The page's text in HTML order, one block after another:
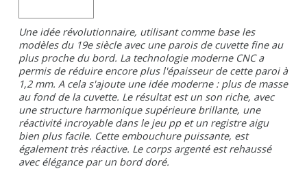
Une idée révolutionnaire, utilisant comme base les
modèles du 19e siècle avec une parois de cuvette fine au
plus proche du bord. La technologie moderne CNC a
permis de réduire encore plus l'épaisseur de cette paroi à
1,2 mm. A cela s'ajoute une idée moderne : plus de masse
au fond de la cuvette. Le résultat est un son riche, avec
une structure harmonique supérieure brillante, une
réactivité incroyable dans le jeu pp et un registre aigu
bien plus facile. Cette embouchure puissante, est
également très réactive. Le corps argenté est rehaussé
avec élégance par un bord doré.